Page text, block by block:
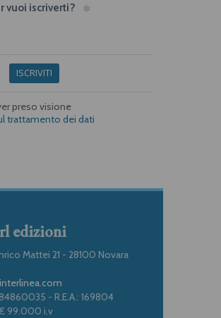
vuoi iscriverti?
ISCRIVITI
preso visione
trattamento dei dati
edizioni
Mattei 21 - 28100 Novara
- R.E.A.: 169804
99.000 i.v